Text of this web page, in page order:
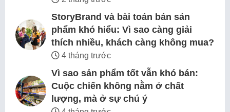
StoryBrand và bài toán bán sản
phẩm khó hiểu: Vì sao càng giải
thích nhiều, khách càng không mua?
4 tháng trước
Vì sao sản phẩm tốt vẫn khó bán:
Cuộc chiến không nằm ở chất
lượng, mà ở sự chú ý